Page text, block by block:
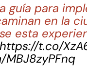
guía para
en la
esta
https://t.co/